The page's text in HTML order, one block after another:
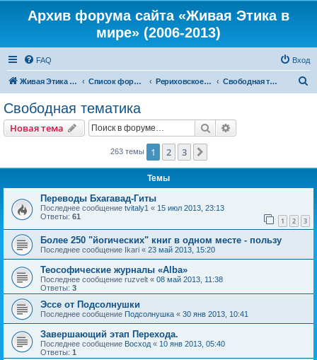
Архив форума сайта «Живая Этика в
мире» (2006-2013)
FAQ Вход
Живая Этика в мире Список форумов Рериховское Движение Свободная тематика
Свободная тематика
Новая тема Поиск
263 темы 1 2 3
Темы
Переводы Бхагавад-Гиты
Последнее сообщение tvitaly1 « 15 июл 2013, 23:13
Ответы: 61 1 2 3
Более 250 "йогических" книг в одном месте - пользу
Последнее сообщение Ikari « 23 май 2013, 15:20
Теософические журналы «Alba»
Последнее сообщение ruzvelt « 08 май 2013, 11:38
Ответы: 3
Эссе от Подсолнушки
Последнее сообщение Подсолнушка « 30 янв 2013, 10:41
Завершающий этап Перехода.
Последнее сообщение Восход « 10 янв 2013, 05:40
Ответы: 1